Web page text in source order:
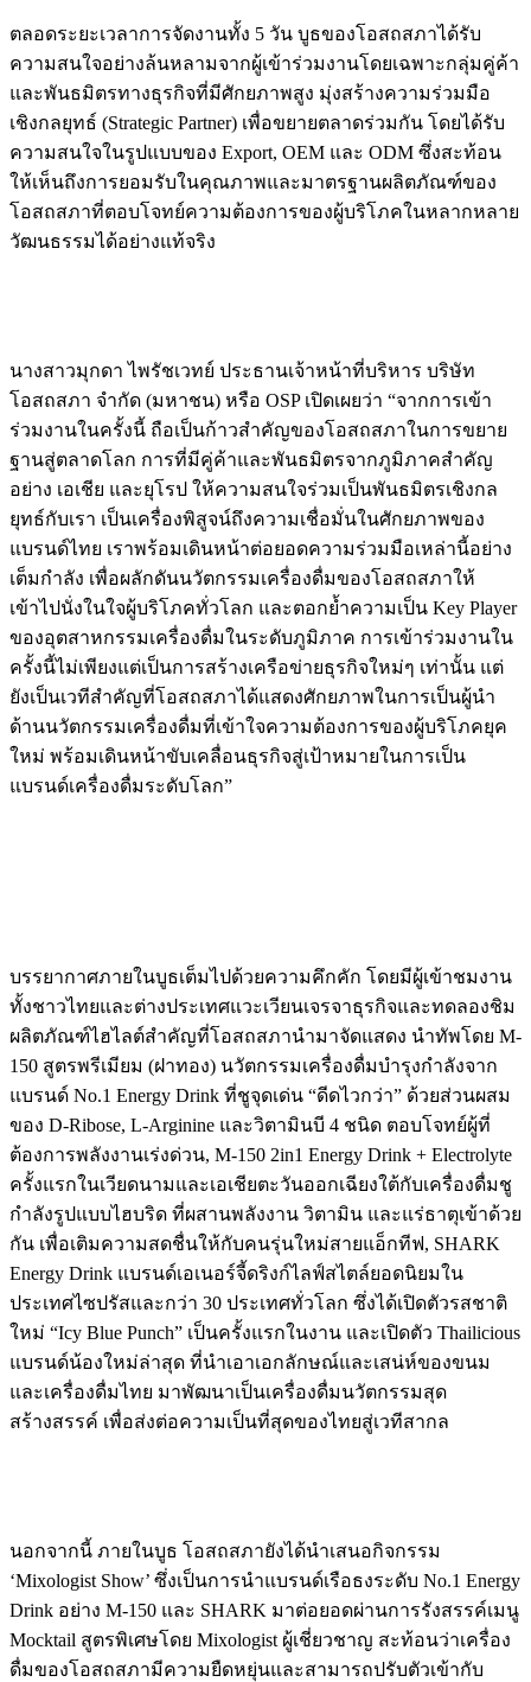
ตลอดระยะเวลาการจัดงานทั้ง 5 วัน บูธของโอสถสภาได้รับ
ความสนใจอย่างล้นหลามจากผู้เข้าร่วมงานโดยเฉพาะกลุ่มคู่ค้า
และพันธมิตรทางธุรกิจที่มีศักยภาพสูง มุ่งสร้างความร่วมมือ
เชิงกลยุทธ์ (Strategic Partner) เพื่อขยายตลาดร่วมกัน โดยได้รับ
ความสนใจในรูปแบบของ Export, OEM และ ODM ซึ่งสะท้อน
ให้เห็นถึงการยอมรับในคุณภาพและมาตรฐานผลิตภัณฑ์ของ
โอสถสภาที่ตอบโจทย์ความต้องการของผู้บริโภคในหลากหลาย
วัฒนธรรมได้อย่างแท้จริง
นางสาวมุกดา ไพรัชเวทย์ ประธานเจ้าหน้าที่บริหาร บริษัท
โอสถสภา จำกัด (มหาชน) หรือ OSP เปิดเผยว่า “จากการเข้า
ร่วมงานในครั้งนี้ ถือเป็นก้าวสำคัญของโอสถสภาในการขยาย
ฐานสู่ตลาดโลก การที่มีคู่ค้าและพันธมิตรจากภูมิภาคสำคัญ
อย่าง เอเชีย และยุโรป ให้ความสนใจร่วมเป็นพันธมิตรเชิงกล
ยุทธ์กับเรา เป็นเครื่องพิสูจน์ถึงความเชื่อมั่นในศักยภาพของ
แบรนด์ไทย เราพร้อมเดินหน้าต่อยอดความร่วมมือเหล่านี้อย่าง
เต็มกำลัง เพื่อผลักดันนวัตกรรมเครื่องดื่มของโอสถสภาให้
เข้าไปนั่งในใจผู้บริโภคทั่วโลก และตอกย้ำความเป็น Key Player
ของอุตสาหกรรมเครื่องดื่มในระดับภูมิภาค การเข้าร่วมงานใน
ครั้งนี้ไม่เพียงแต่เป็นการสร้างเครือข่ายธุรกิจใหม่ๆ เท่านั้น แต่
ยังเป็นเวทีสำคัญที่โอสถสภาได้แสดงศักยภาพในการเป็นผู้นำ
ด้านนวัตกรรมเครื่องดื่มที่เข้าใจความต้องการของผู้บริโภคยุค
ใหม่ พร้อมเดินหน้าขับเคลื่อนธุรกิจสู่เป้าหมายในการเป็น
แบรนด์เครื่องดื่มระดับโลก”
บรรยากาศภายในบูธเต็มไปด้วยความคึกคัก โดยมีผู้เข้าชมงาน
ทั้งชาวไทยและต่างประเทศแวะเวียนเจรจาธุรกิจและทดลองชิม
ผลิตภัณฑ์ไฮไลต์สำคัญที่โอสถสภานำมาจัดแสดง นำทัพโดย M-
150 สูตรพรีเมียม (ฝาทอง) นวัตกรรมเครื่องดื่มบำรุงกำลังจาก
แบรนด์ No.1 Energy Drink ที่ชูจุดเด่น “ดีดไวกว่า” ด้วยส่วนผสม
ของ D-Ribose, L-Arginine และวิตามินบี 4 ชนิด ตอบโจทย์ผู้ที่
ต้องการพลังงานเร่งด่วน, M-150 2in1 Energy Drink + Electrolyte
ครั้งแรกในเวียดนามและเอเชียตะวันออกเฉียงใต้กับเครื่องดื่มชู
กำลังรูปแบบไฮบริด ที่ผสานพลังงาน วิตามิน และแร่ธาตุเข้าด้วย
กัน เพื่อเติมความสดชื่นให้กับคนรุ่นใหม่สายแอ็กทีฟ, SHARK
Energy Drink แบรนด์เอเนอร์จี้ดริงก์ไลฟ์สไตล์ยอดนิยมใน
ประเทศไซปรัสและกว่า 30 ประเทศทั่วโลก ซึ่งได้เปิดตัวรสชาติ
ใหม่ “Icy Blue Punch” เป็นครั้งแรกในงาน และเปิดตัว Thailicious
แบรนด์น้องใหม่ล่าสุด ที่นำเอาเอกลักษณ์และเสน่ห์ของขนม
และเครื่องดื่มไทย มาพัฒนาเป็นเครื่องดื่มนวัตกรรมสุด
สร้างสรรค์ เพื่อส่งต่อความเป็นที่สุดของไทยสู่เวทีสากล
นอกจากนี้ ภายในบูธ โอสถสภายังได้นำเสนอกิจกรรม
‘Mixologist Show’ ซึ่งเป็นการนำแบรนด์เรือธงระดับ No.1 Energy
Drink อย่าง M-150 และ SHARK มาต่อยอดผ่านการรังสรรค์เมนู
Mocktail สูตรพิเศษโดย Mixologist ผู้เชี่ยวชาญ สะท้อนว่าเครื่อง
ดื่มของโอสถสภามีความยืดหยุ่นและสามารถปรับตัวเข้ากับ